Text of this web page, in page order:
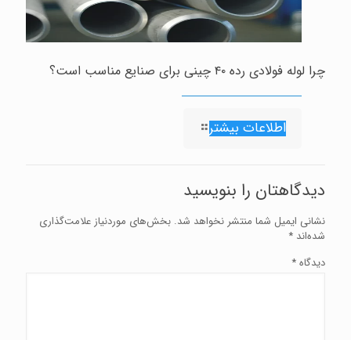
چرا لوله فولادی رده ۴۰ چینی برای صنایع مناسب است؟
اطلاعات بیشتر
دیدگاهتان را بنویسید
نشانی ایمیل شما منتشر نخواهد شد. بخش‌های موردنیاز علامت‌گذاری
شده‌اند *
دیدگاه*